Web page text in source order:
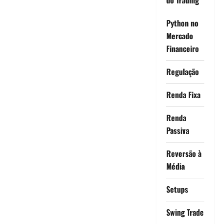
Python no
Mercado
Financeiro
Regulação
Renda Fixa
Renda
Passiva
Reversão à
Média
Setups
Swing Trade